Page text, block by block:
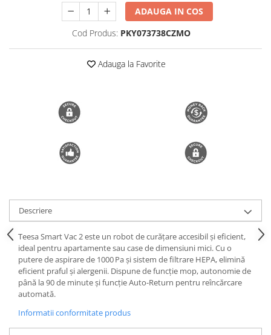
Trimmere si Fierastrae
Uscătoare de Păr
ADAUGA IN COS
Cod Produs: PKY073738CZMO
Adauga la Favorite
Descriere
Teesa Smart Vac 2 este un robot de curățare accesibil și eficient,
ideal pentru apartamente sau case de dimensiuni mici. Cu o
putere de aspirare de 1000 Pa și sistem de filtrare HEPA, elimină
eficient praful și alergenii. Dispune de funcție mop, autonomie de
până la 90 de minute și funcție Auto-Return pentru reîncărcare
automată.
Informatii conformitate produs